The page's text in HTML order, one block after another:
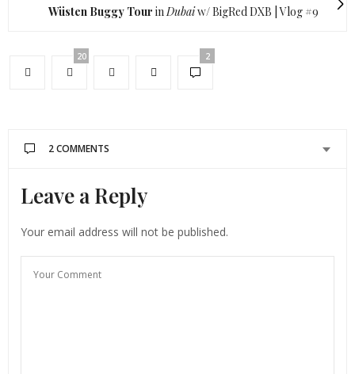
Wüsten Buggy Tour inDubaiw/ BigRed DXB | Vlog #9
20 2
2 COMMENTS
SANDY SAGT:
Das hotel ist wirklich krass schön! Aber in dubai gibt
GOLDEN SHIMMER
Leave a Reply
Your email address will not be published.